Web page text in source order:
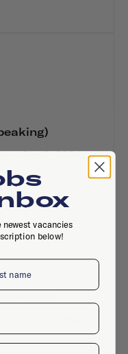
·Sep 2, 2024·
vacancies
below!